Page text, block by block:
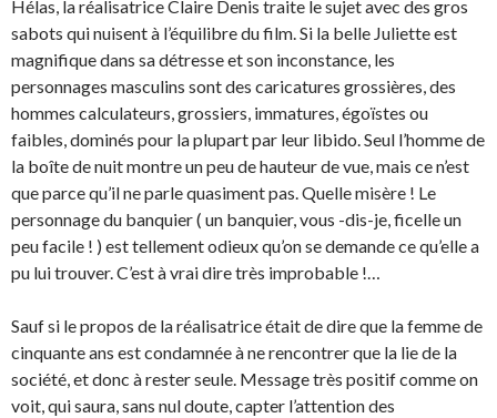
Hélas, la réalisatrice Claire Denis traite le sujetavec des gros
sabots qui nuisent à l’équilibre du film. Si la belle Juliette est
magnifique dans sa détresse et son inconstance, les
personnages masculins sont des caricatures grossières, des
hommes calculateurs, grossiers, immatures, égoïstes ou
faibles, dominés pour la plupart par leur libido. Seul l’homme de
la boîte de nuit montre un peu de hauteur de vue, mais ce n’est
que parce qu’il ne parle quasiment pas. Quelle misère ! Le
personnage du banquier ( un banquier, vous -dis-je, ficelle un
peu facile ! ) est tellement odieux qu’on se demande ce qu’elle a
pu lui trouver. C’est à vrai dire très improbable !…
Sauf si le propos de la réalisatrice était de dire que la femme de
cinquante ans est condamnée à ne rencontrer que la lie de la
société, et donc à rester seule. Message très positif comme on
voit, qui saura, sans nul doute, capter l’attention des